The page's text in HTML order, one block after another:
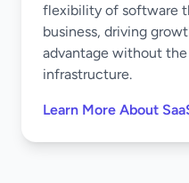
flexibility of software
business, driving
advantage without
infrastructure.
Learn More About